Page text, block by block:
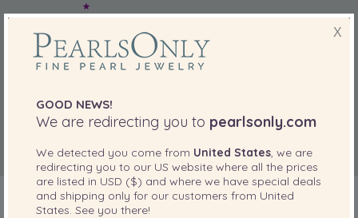
X
GOOD NEWS!
We are redirecting you to pearlsonly.com
We detected you come from United States , we are
redirecting you to our US website where all the prices
are listed in USD ($) and where we have special deals
and shipping only for our customers from United
States . See you there!